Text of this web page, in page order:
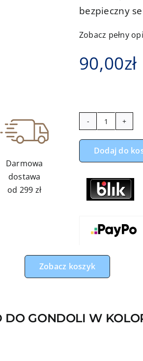
Darmowa
dostawa
od 299 zł
bezpieczny
Zobacz pełny
90,00zł
ilość
Zestaw
do
zwierzaki
polana
minky
Dodaj do
Zobacz koszyk
GONDOLI W